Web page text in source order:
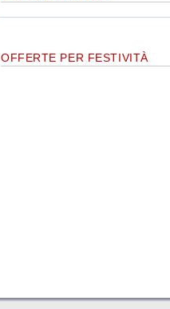
OFFERTE PER FESTIVITÀ